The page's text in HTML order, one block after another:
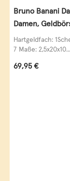
Bruno Banani
Damen,
Leder
Hartgeldfach:
7 Maße: 2,5x20x10...
Regulärer Preis:
69,95 €